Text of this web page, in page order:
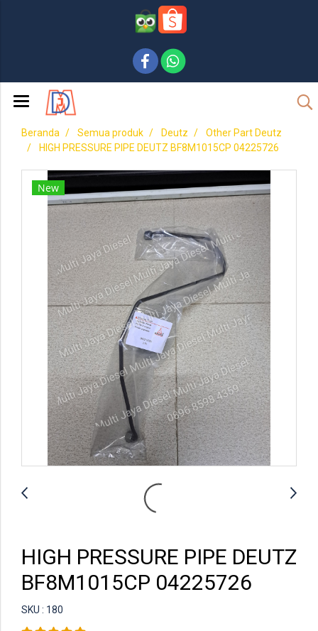
Beranda Semua produk Deutz
Other Part Deutz
HIGH PRESSURE PIPE DEUTZ BF8M1015CP 04225726
New
HIGH PRESSURE PIPE DEUTZ
BF8M1015CP 04225726
SKU : 180